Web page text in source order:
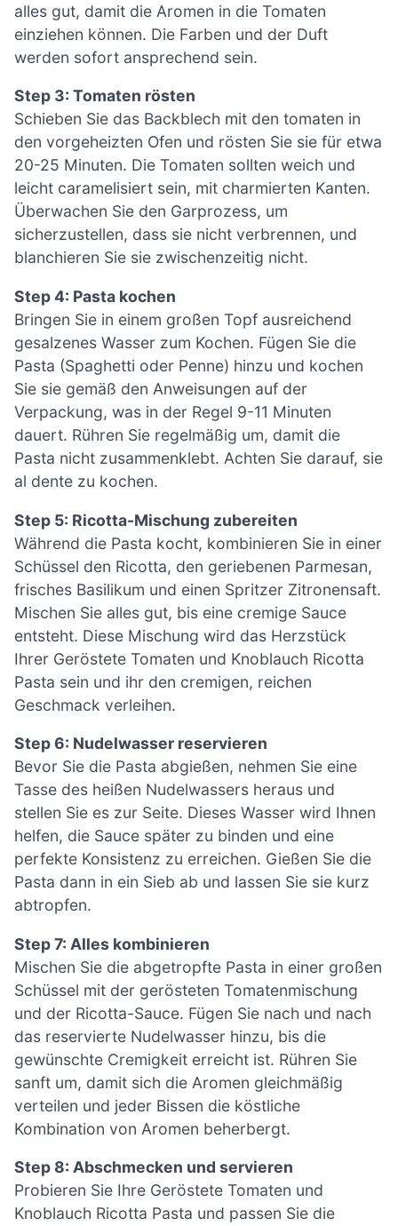
alles gut, damit die Aromen in die Tomaten
einziehen können. Die Farben und der Duft
werden sofort ansprechend sein.
Step 3: Tomaten rösten
Schieben Sie das Backblech mit den tomaten in
den vorgeheizten Ofen und rösten Sie sie für etwa
20-25 Minuten. Die Tomaten sollten weich und
leicht caramelisiert sein, mit charmierten Kanten.
Überwachen Sie den Garprozess, um
sicherzustellen, dass sie nicht verbrennen, und
blanchieren Sie sie zwischenzeitig nicht.
Step 4: Pasta kochen
Bringen Sie in einem großen Topf ausreichend
gesalzenes Wasser zum Kochen. Fügen Sie die
Pasta (Spaghetti oder Penne) hinzu und kochen
Sie sie gemäß den Anweisungen auf der
Verpackung, was in der Regel 9-11 Minuten
dauert. Rühren Sie regelmäßig um, damit die
Pasta nicht zusammenklebt. Achten Sie darauf, sie
al dente zu kochen.
Step 5: Ricotta-Mischung zubereiten
Während die Pasta kocht, kombinieren Sie in einer
Schüssel den Ricotta, den geriebenen Parmesan,
frisches Basilikum und einen Spritzer Zitronensaft.
Mischen Sie alles gut, bis eine cremige Sauce
entsteht. Diese Mischung wird das Herzstück
Ihrer Geröstete Tomaten und Knoblauch Ricotta
Pasta sein und ihr den cremigen, reichen
Geschmack verleihen.
Step 6: Nudelwasser reservieren
Bevor Sie die Pasta abgießen, nehmen Sie eine
Tasse des heißen Nudelwassers heraus und
stellen Sie es zur Seite. Dieses Wasser wird Ihnen
helfen, die Sauce später zu binden und eine
perfekte Konsistenz zu erreichen. Gießen Sie die
Pasta dann in ein Sieb ab und lassen Sie sie kurz
abtropfen.
Step 7: Alles kombinieren
Mischen Sie die abgetropfte Pasta in einer großen
Schüssel mit der gerösteten Tomatenmischung
und der Ricotta-Sauce. Fügen Sie nach und nach
das reservierte Nudelwasser hinzu, bis die
gewünschte Cremigkeit erreicht ist. Rühren Sie
sanft um, damit sich die Aromen gleichmäßig
verteilen und jeder Bissen die köstliche
Kombination von Aromen beherbergt.
Step 8: Abschmecken und servieren
Probieren Sie Ihre Geröstete Tomaten und
Knoblauch Ricotta Pasta und passen Sie die